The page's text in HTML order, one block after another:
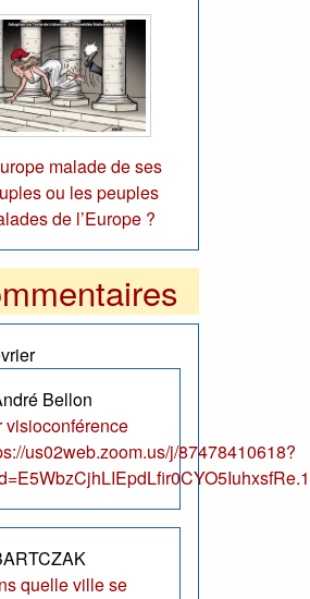
malade de ses
ou les peuples
de l’Europe ?
Bellon
visioconférence
us02web.zoom.us/j/87478410618?
quelle ville se